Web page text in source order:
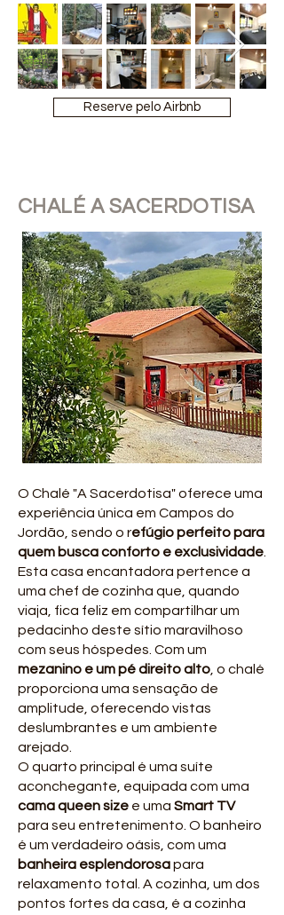
Reserve pelo Airbnb
CHALÉ A SACERDOTISA
O Chalé "A Sacerdotisa" oferece uma
experiência única em Campos do
Jordão, sendo o refúgio perfeito para
quem busca conforto e exclusividade
Esta casa encantadora pertence a
uma chef de cozinha que, quando
viaja, fica feliz em compartilhar um
pedacinho deste sítio maravilhoso
com seus hóspedes. Com um
mezanino e um pé direito alto , o chalé
proporciona uma sensação de
amplitude, oferecendo vistas
deslumbrantes e um ambiente
arejado.
O quarto principal é uma suíte
aconchegante, equipada com uma
cama queen size e uma Smart TV
para seu entretenimento. O banheiro
é um verdadeiro oásis, com uma
banheira esplendorosapara
relaxamento total. A cozinha, um dos
pontos fortes da casa, é a cozinha